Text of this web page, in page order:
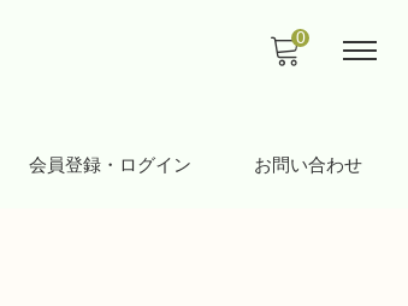
会員登録・ログイン お問い合わせ
0